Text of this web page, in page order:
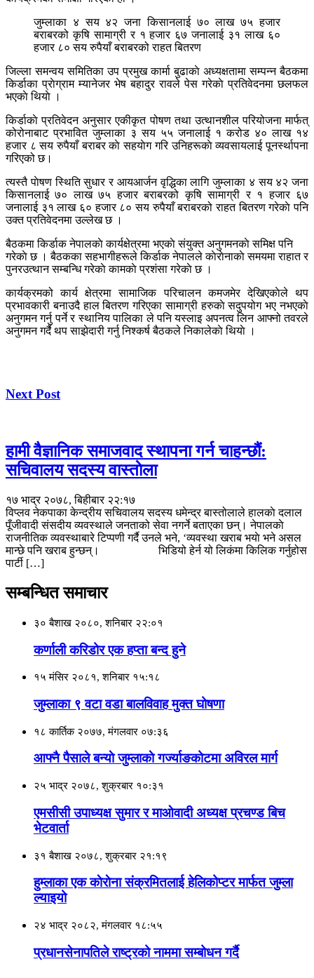
जुम्लाका ४ सय ४२ जना किसानलाई ७० लाख ७५ हजार
बराबरको कृषि सामाग्री र १ हजार ६७ जनालाई ३१ लाख ६०
हजार ८० सय रुपैयाँ बराबरको राहत बितरण
जिल्ला समन्वय समितिका उप प्रमुख कार्मा बुढाकाे अध्यक्षतामा सम्पन्न बैठकमा
किर्डाका प्राेग्राम म्यानेजर भेष बहादुर रावले पेस गरेकाे प्रतिवेदनमा छलफल
भएकाे थियाे ।
किर्डाकाे प्रतिवेदन अनुसार एकीकृत पोषण तथा उत्थानशील परियोजना मार्फत्
कोरोनाबाट प्रभावित जुम्लाका ३ सय ५५ जनालाई १ करोड ४० लाख १४
हजार ८ सय रुपैयाँ बराबर काे सहयाेग गरि उनिहरूकाे व्यवसायलाई पूनर्स्थापना
गरिएको छ।
त्यस्तै पाेषण स्थिति सुधार र आयआर्जन वृद्धिका लागि जुम्लाका ४ सय ४२ जना
किसानलाई ७० लाख ७५ हजार बराबरको कृषि सामाग्री र १ हजार ६७
जनालाई ३१ लाख ६० हजार ८० सय रुपैयाँ बराबरको राहत बितरण गरेकाे पनि
उक्त प्रतिवेदनमा उल्लेख छ ।
बैठकमा किर्डाक नेपालकाे कार्यक्षेत्रमा भएकाे संयुक्त अनुगमनकाे समिक्ष पनि
गरेकाे छ । बैठकका सहभागीहरूले किर्डाक नेपालले काेराेनाकाे समयमा राहात र
पुनरउत्थान सम्बन्धि गरेकाे कामकाे प्रशंसा गरेकाे छ ।
कार्यक्रमको कार्य क्षेत्रमा सामाजिक परिचालन कमजमेर देखिएकाेले थप
प्रभावकारी बनाउदै हाल बितरण गरिएका सामाग्री हरुकाे सदुपयोग भए नभएकाे
अनुगमन गर्नु पर्ने र स्थानिय पालिका ले पनि यस्लाइ अपनत्व लिन आफ्नो तवरले
अनुगमन गर्दै थप साझेदारी गर्नु निश्कर्ष बैठकले निकालेकाे थियाे ।
Next Post
हामी वैज्ञानिक समाजवाद स्थापना गर्न चाहन्छौं:
सचिवालय सदस्य वास्ताेला
१७ भाद्र २०७८, बिहीबार २२:१७
विप्लव नेकपाका केन्द्रीय सचिवालय सदस्य धमेन्द्र बास्तोलाले हालकाे दलाल
पूँजीवादी संसदीय व्यवस्थाले जनताको सेवा नगर्ने बताएका छन्। नेपालकाे
राजनीतिक व्यवस्थाबारे टिप्पणी गर्दै उनले भने, ‘व्यवस्था खराब भयाे भने असल
मान्छे पनि खराब हुन्छन्। भिडियो हेर्न यो लिकंमा किलिक गर्नुहोस
पार्टी […]
सम्बन्धित समाचार
३० बैशाख २०८०, शनिबार २२:०१
कर्णाली करिडोर एक हप्ता बन्द हुने
१५ मंसिर २०८१, शनिबार १५:१८
जुम्लाका ९ वटा वडा बालविवाह मुक्त घोषणा
१८ कार्तिक २०७७, मंगलवार ०७:३६
आफ्नै पैसाले बन्याे जुम्लाकाे गर्ज्याङकोटमा अविरल मार्ग
२५ भाद्र २०७८, शुक्रबार १०:३१
एमसीसी उपाध्यक्ष सुमार र माओवादी अध्यक्ष प्रचण्ड बिच
भेटवार्ता
३१ बैशाख २०७८, शुक्रबार २१:१९
हुम्लाका एक काेराेना संक्रमितलाई हेलिकोप्टर मार्फत जुम्ला
ल्याइयो
२४ भाद्र २०८२, मंगलवार १८:५५
प्रधानसेनापतिले राष्ट्रको नाममा सम्बोधन गर्दै